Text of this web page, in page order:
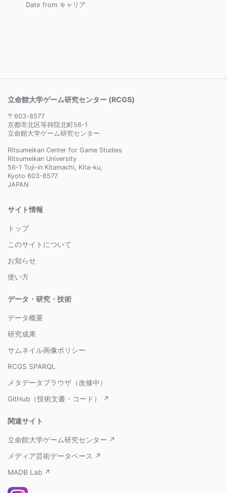
Date from キャリア
立命館大学ゲーム研究センター (RCGS)
〒603-8577
京都市北区等持院北町56-1
立命館大学ゲーム研究センター
Ritsumeikan Center for Game Studies
Ritsumeikan University
56-1 Toji-in Kitamachi, Kita-ku,
Kyoto 603-8577
JAPAN
サイト情報
トップ
このサイトについて
お知らせ
使い方
データ・研究・技術
データ概要
研究成果
サムネイル画像ポリシー
RCGS SPARQL
メタデータブラウザ（改修中）
GitHub（技術文書・コード） ↗
関連サイト
立命館大学ゲーム研究センター ↗
メディア芸術データベース ↗
MADB Lab ↗